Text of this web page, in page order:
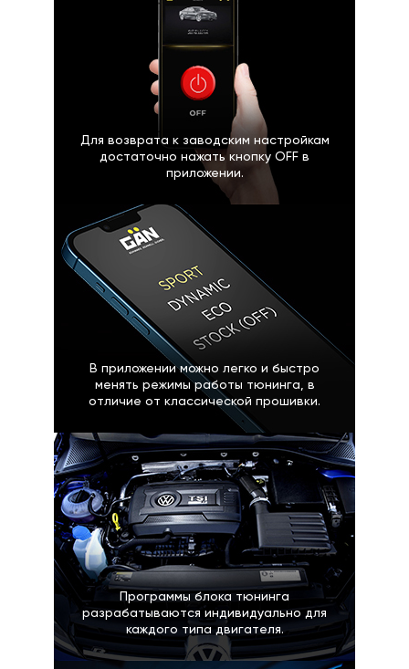
Для возврата к заводским настройкам
достаточно нажать кнопку OFF в
приложении.
В приложении можно легко и быстро
менять режимы работы тюнинга, в
отличие от классической прошивки.
Программы блока тюнинга
разрабатываются индивидуально для
каждого типа двигателя.